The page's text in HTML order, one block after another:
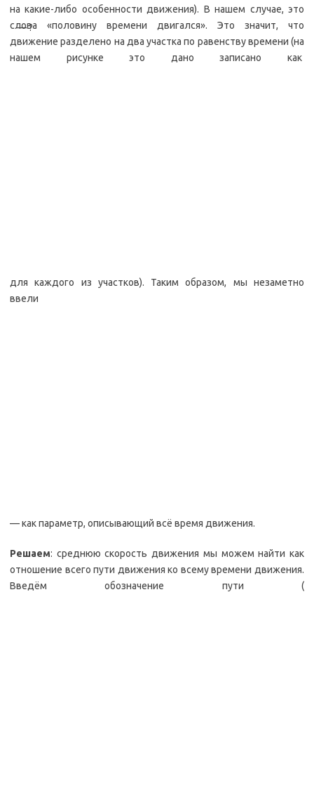
— ?
на какие-либо особенности движения). В нашем случае, это
слова «половину времени двигался». Это значит, что
движение разделено на два участка по равенству времени (на
нашем рисунке это дано записано как
для каждого из участков). Таким образом, мы незаметно
ввели
— как параметр, описывающий всё время движения.
Решаем: среднюю скорость движения мы можем найти как
отношение всего пути движения ко всему времени движения.
Введём обозначение пути (